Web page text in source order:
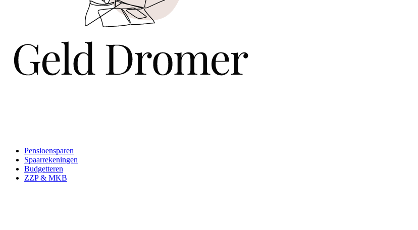
Pensioensparen
Spaarrekeningen
Budgetteren
ZZP & MKB